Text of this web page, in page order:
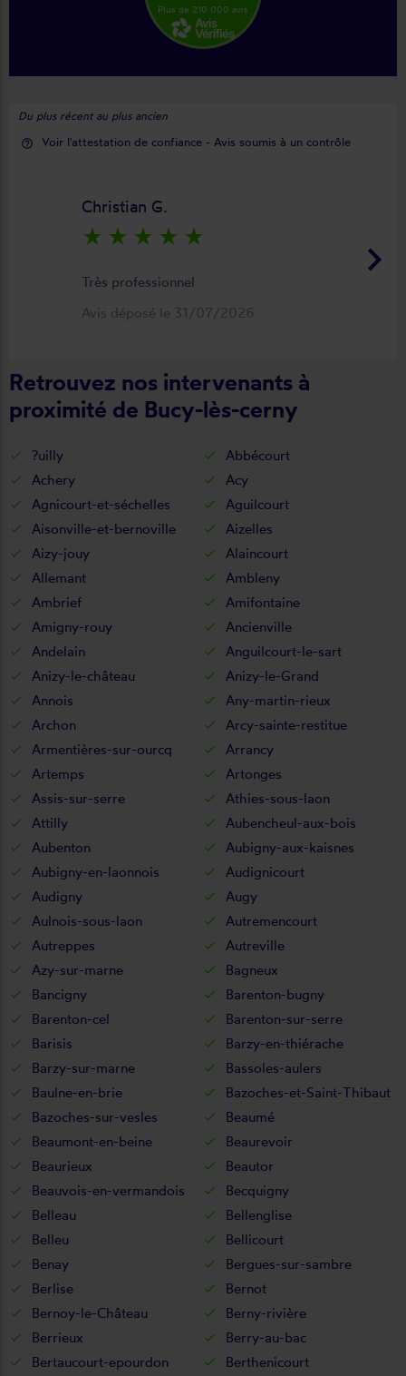
Plus de 210 000 avis
Du plus récent au plus ancien
help_outline Voir l'attestation de confiance - Avis soumis à un contrôle
keyboard_arrow_right
Christian G.
star_rate star_rate star_rate star_rate star_rate
Très professionnel
Avis déposé le 31/07/2026
Retrouvez nos intervenants à
proximité de Bucy-lès-cerny
?uilly
Abbécourt
Achery
Acy
Agnicourt-et-séchelles
Aguilcourt
Aisonville-et-bernoville
Aizelles
Aizy-jouy
Alaincourt
Allemant
Ambleny
Ambrief
Amifontaine
Amigny-rouy
Ancienville
Andelain
Anguilcourt-le-sart
Anizy-le-château
Anizy-le-Grand
Annois
Any-martin-rieux
Archon
Arcy-sainte-restitue
Armentières-sur-ourcq
Arrancy
Artemps
Artonges
Assis-sur-serre
Athies-sous-laon
Attilly
Aubencheul-aux-bois
Aubenton
Aubigny-aux-kaisnes
Aubigny-en-laonnois
Audignicourt
Audigny
Augy
Aulnois-sous-laon
Autremencourt
Autreppes
Autreville
Azy-sur-marne
Bagneux
Bancigny
Barenton-bugny
Barenton-cel
Barenton-sur-serre
Barisis
Barzy-en-thiérache
Barzy-sur-marne
Bassoles-aulers
Baulne-en-brie
Bazoches-et-Saint-Thibaut
Bazoches-sur-vesles
Beaumé
Beaumont-en-beine
Beaurevoir
Beaurieux
Beautor
Beauvois-en-vermandois
Becquigny
Belleau
Bellenglise
Belleu
Bellicourt
Benay
Bergues-sur-sambre
Berlise
Bernot
Bernoy-le-Château
Berny-rivière
Berrieux
Berry-au-bac
Bertaucourt-epourdon
Berthenicourt